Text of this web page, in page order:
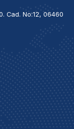
Cad. No:12, 06460